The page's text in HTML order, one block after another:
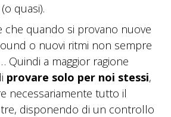
(o quasi).
che quando si provano nuove
o nuovi ritmi non sempre
Quindi a maggior ragione
provare solo per noi stessi,
necessariamente tutto il
disponendo di un controllo